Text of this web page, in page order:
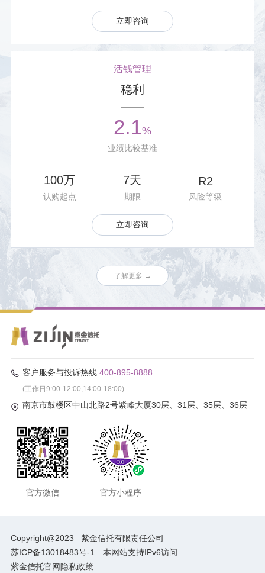
立即咨询
活钱管理
稳利
2.1%
业绩比较基准
100万
认购起点
7天
期限
R2
风险等级
立即咨询
了解更多 →
客户服务与投诉热线 400-895-8888
(工作日9:00-12:00,14:00-18:00)
南京市鼓楼区中山北路2号紫峰大厦30层、31层、35层、36层
官方微信 官方小程序
Copyright@2023
紫金信托有限责任公司
苏ICP备13018483号-1
本网站支持IPv6访问
紫金信托官网隐私政策